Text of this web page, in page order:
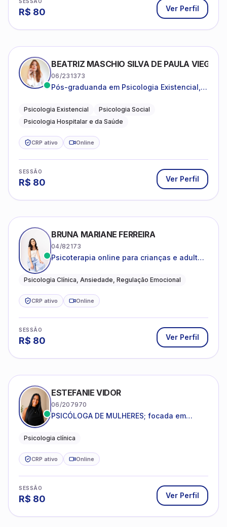
SESSÃO
R$ 80 Ver Perfil
BEATRIZ MASCHIO SILVA DE PAULA VIEGAS
06/231373
Pós-graduanda em Psicologia Existencial,
da Saúde.
Psicologia Existencial
Psicologia Social
Psicologia Hospitalar e da Saúde
CRP ativo Online
SESSÃO
R$ 80 Ver Perfil
BRUNA MARIANE FERREIRA
04/82173
Psicoterapia online para crianças e adultos
reduzir a ansiedade e construir uma vida
Psicologia Clínica, Ansiedade, Regulação Emocional
CRP ativo Online
SESSÃO
R$ 80 Ver Perfil
ESTEFANIE VIDOR
06/207970
PSICÓLOGA DE MULHERES; focada em
dentro da sua realidade.
Psicologia clínica
CRP ativo Online
SESSÃO
R$ 80 Ver Perfil